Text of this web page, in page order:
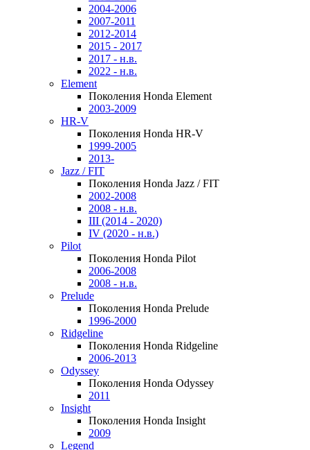
2004-2006
2007-2011
2012-2014
2015 - 2017
2017 - н.в.
2022 - н.в.
Element
Поколения Honda Element
2003-2009
HR-V
Поколения Honda HR-V
1999-2005
2013-
Jazz / FIT
Поколения Honda Jazz / FIT
2002-2008
2008 - н.в.
III (2014 - 2020)
IV (2020 - н.в.)
Pilot
Поколения Honda Pilot
2006-2008
2008 - н.в.
Prelude
Поколения Honda Prelude
1996-2000
Ridgeline
Поколения Honda Ridgeline
2006-2013
Odyssey
Поколения Honda Odyssey
2011
Insight
Поколения Honda Insight
2009
Legend